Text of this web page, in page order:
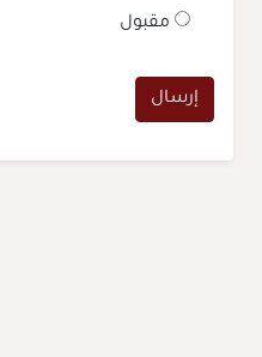
مقبول
إرسال